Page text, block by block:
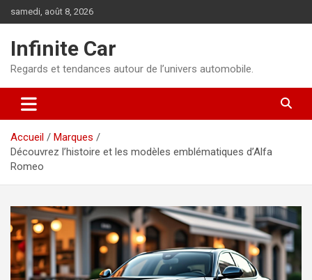
au
samedi, août 8, 2026
Infinite Car
Regards et tendances autour de l’univers automobile.
Accueil
Marques
Découvrez l’histoire et les modèles emblématiques d’Alfa
Romeo